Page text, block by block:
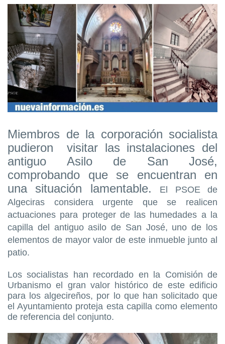
Miembros de la corporación socialista
pudieron visitar las instalaciones del
antiguo Asilo de San José,
comprobando que se encuentran en
una situación lamentable.
El PSOE de
Algeciras considera urgente que se realicen
actuaciones para proteger de las humedades a la
capilla del antiguo asilo de San José, uno de los
elementos de mayor valor de este inmueble junto al
patio.
Los socialistas han recordado en la Comisión de
Urbanismo el gran valor histórico de este edificio
para los algecireños, por lo que han solicitado que
el Ayuntamiento proteja esta capilla como elemento
de referencia del conjunto.